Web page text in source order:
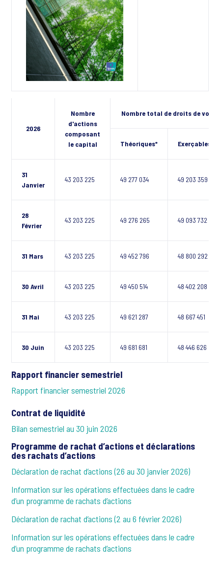
2026
Nombre
d'actions
composant
le capital
Nombre total de droits de vote
Théoriques* Exerçables**
31
Janvier
43 203 225 49 277 034 49 203 359
28
Février
43 203 225 49 276 265 49 093 732
31 Mars 43 203 225 49 452 796 48 800 292
30 Avril 43 203 225 49 450 514 48 402 208
31 Mai 43 203 225 49 621 287 48 667 451
30 Juin 43 203 225 49 681 681 48 446 626
Rapport financier semestriel
Rapport financier semestriel 2026
Contrat de liquidité
Bilan semestriel au 30 juin 2026
Programme de rachat d’actions et déclarations
des rachats d’actions
Déclaration de rachat d’actions (26 au 30 janvier 2026)
Information sur les opérations effectuées dans le cadre
d’un programme de rachats d’actions
Déclaration de rachat d’actions (2 au 6 février 2026)
Information sur les opérations effectuées dans le cadre
d’un programme de rachats d’actions